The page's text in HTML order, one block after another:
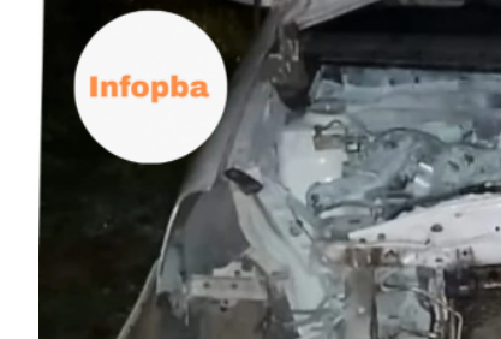
PROVINCIA
PAIS
ECONOMÍA Y NEGOCIOS
ULTIMAS NOTICIAS
TEMAS DESTACADOS
TECNOLOGÍA